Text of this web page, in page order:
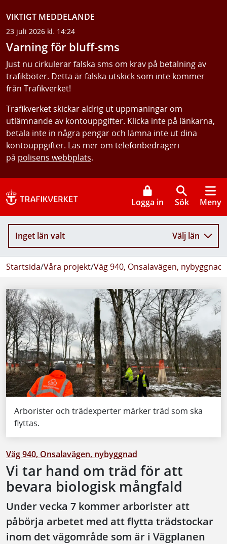
VIKTIGT MEDDELANDE
23 juli 2026 kl. 14:24
Varning för bluff-sms
Just nu cirkulerar falska sms om krav på betalning av
trafikböter. Detta är falska utskick som inte kommer
från Trafikverket!
Trafikverket skickar aldrig ut uppmaningar om
utlämnande av kontouppgifter. Klicka inte på länkarna,
betala inte in några pengar och lämna inte ut dina
kontouppgifter. Läs mer om telefonbedrägeri
på polisens webbplats.
Logga in Sök Meny
Inget län valt Välj län
Startsida/Våra projekt/Väg 940, Onsalavägen, nybyggnad
Arborister och trädexperter märker träd som ska
flyttas.
Väg 940, Onsalavägen, nybyggnad
Vi tar hand om träd för att
bevara biologisk mångfald
Under vecka 7 kommer arborister att
påbörja arbetet med att flytta trädstockar
inom det vägområde som är i Vägplanen